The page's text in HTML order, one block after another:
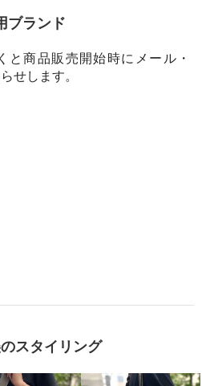
ブランド
と商品販売開始時にメール・
せします。
スタイリング